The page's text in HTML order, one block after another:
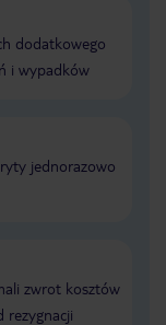
dodatkowego
i wypadków
jednorazowo
zwrot kosztów
rezygnacji